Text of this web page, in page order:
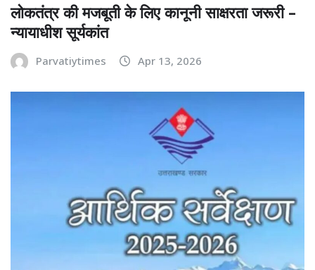
लोकतंत्र की मजबूती के लिए कानूनी साक्षरता जरूरी –
न्यायाधीश सूर्यकांत
Parvatiytimes Apr 13, 2026